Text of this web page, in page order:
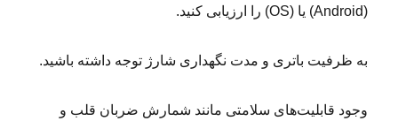
(Android) یا (OS) را ارزیابی کنید.
به ظرفیت باتری و مدت نگهداری شارژ توجه داشته باشید.
وجود قابلیت‌های سلامتی مانند شمارش ضربان قلب و